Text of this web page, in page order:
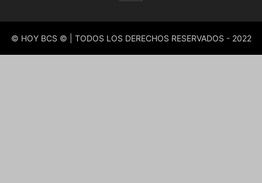
© HOY BCS © | TODOS LOS DERECHOS RESERVADOS - 2022